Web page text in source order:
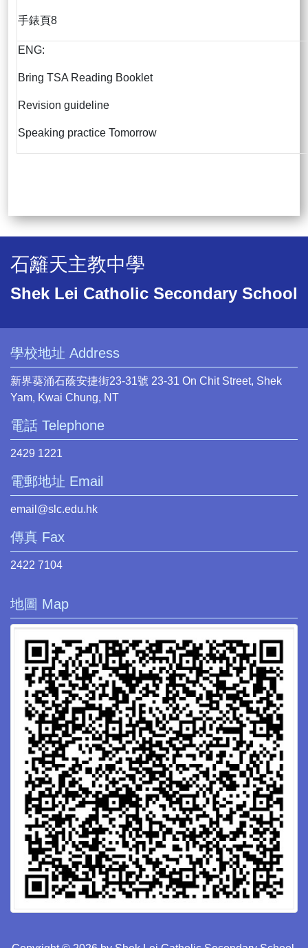
手錶頁8
ENG:
Bring TSA Reading Booklet
Revision guideline
Speaking practice Tomorrow
石籬天主教中學
Shek Lei Catholic Secondary School
學校地址 Address
新界葵涌石蔭安捷街23-31號 23-31 On Chit Street, Shek
Yam, Kwai Chung, NT
電話 Telephone
2429 1221
電郵地址 Email
email@slc.edu.hk
傳真 Fax
2422 7104
地圖 Map